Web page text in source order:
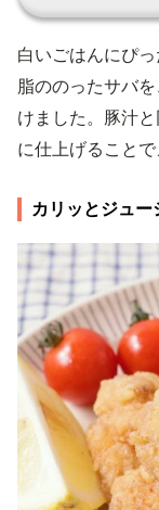
白いごはんにぴ
脂ののったサバ
けました。豚汁
に仕上げること
カリッとジュ